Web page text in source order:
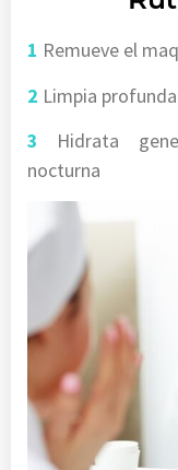
1 Remueve el
2 Limpia
3 Hidrata
nocturna